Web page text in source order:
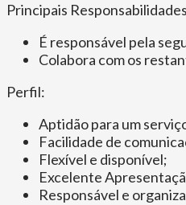
Principais
É responsável pela
Colabora com os
Perfil:
Aptidão para um
Facilidade de
Flexível e disponível;
Excelente
Responsável e